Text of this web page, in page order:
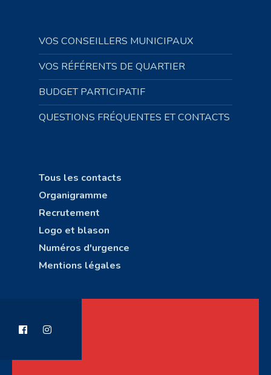
VOS CONSEILLERS MUNICIPAUX
VOS RÉFÉRENTS DE QUARTIER
BUDGET PARTICIPATIF
QUESTIONS FRÉQUENTES ET CONTACTS
Tous les contacts
Organigramme
Recrutement
Logo et blason
Numéros d'urgence
Mentions légales